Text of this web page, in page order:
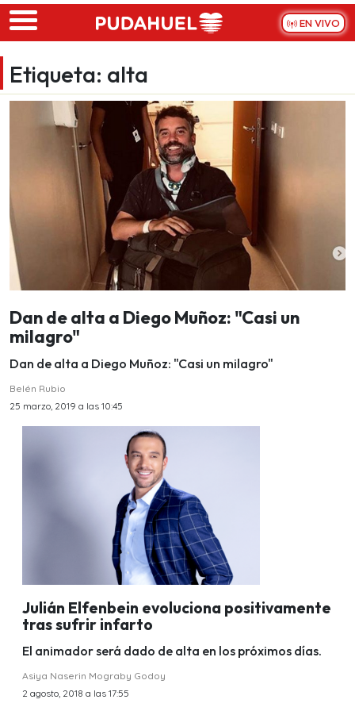
Skip to main content
EN VIVO
Etiqueta: alta
Dan de alta a Diego Muñoz: "Casi un
milagro"
Dan de alta a Diego Muñoz: "Casi un milagro"
Belén Rubio
25 marzo, 2019 a las 10:45
Julián Elfenbein evoluciona positivamente
tras sufrir infarto
El animador será dado de alta en los próximos días.
Asiya Naserin Mograby Godoy
2 agosto, 2018 a las 17:55